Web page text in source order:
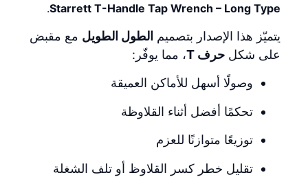
Starrett T-Handle Tap Wrench – Long Type
.
يتميّز هذا الإصدار بتصميم الطول الطويل مع مقبض
على شكل حرف T
، مما يوفّر:
وصولًا أسهل للأماكن العميقة
تحكمًا أفضل أثناء القلاوظة
توزيعًا متوازنًا للعزم
تقليل خطر كسر القلاوظ أو تلف الشغلة